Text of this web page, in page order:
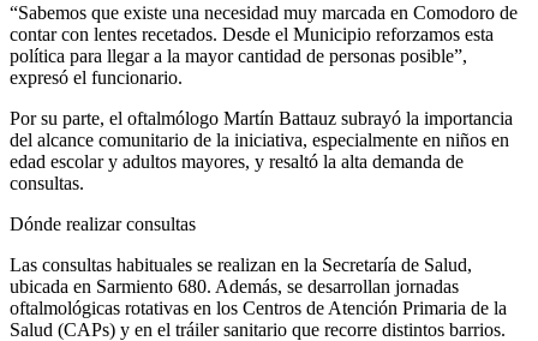
“Sabemos que existe una necesidad muy marcada en Comodoro de
contar con lentes recetados. Desde el Municipio reforzamos esta
política para llegar a la mayor cantidad de personas posible”,
expresó el funcionario.
Por su parte, el oftalmólogo Martín Battauz subrayó la importancia
del alcance comunitario de la iniciativa, especialmente en niños en
edad escolar y adultos mayores, y resaltó la alta demanda de
consultas.
Dónde realizar consultas
Las consultas habituales se realizan en la Secretaría de Salud,
ubicada en Sarmiento 680. Además, se desarrollan jornadas
oftalmológicas rotativas en los Centros de Atención Primaria de la
Salud (CAPs) y en el tráiler sanitario que recorre distintos barrios.